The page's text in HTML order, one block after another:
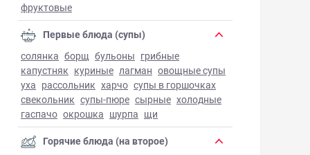
фруктовые
Первые блюда (супы)
солянка борщ бульоны грибные
капустняк куриные лагман овощные супы
уха рассольник харчо супы в горшочках
свекольник супы-пюре сырные холодные
гаспачо окрошка шурпа щи
Горячие блюда (на второе)